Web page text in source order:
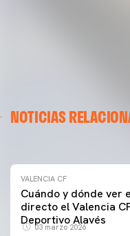
NOTICIAS
ENTRENAMIENTO
VALENCIA CF
Cuándo y dónde ver
directo el Valencia
Deportivo Alavés
03 marzo 2026